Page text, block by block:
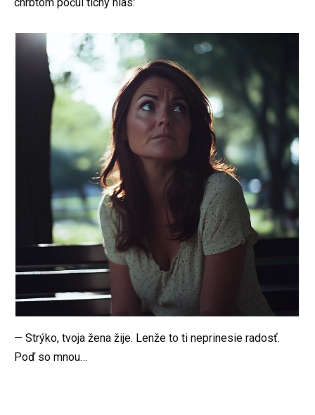
— Strýko, tvoja žena žije. Lenže to ti neprinesie radosť.
Poď so mnou…